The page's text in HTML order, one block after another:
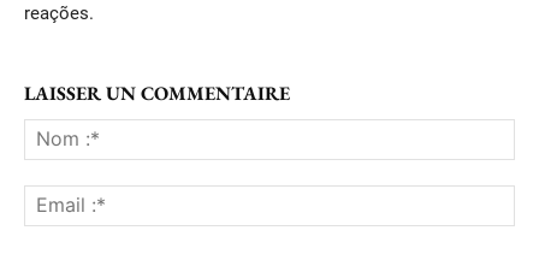
reações.
LAISSER UN COMMENTAIRE
:*
:*